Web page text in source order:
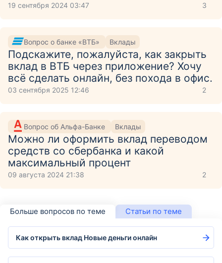
19 сентября 2024 03:47 3
Вопрос о банке «ВТБ» Вклады
Подскажите, пожалуйста, как закрыть
вклад в ВТБ через приложение? Хочу
всё сделать онлайн, без похода в офис.
03 сентября 2025 12:46 2
Вопрос об Альфа-Банке Вклады
Можно ли оформить вклад переводом
средств со сбербанка и какой
максимальный процент
09 августа 2024 21:38 2
Больше вопросов по теме Статьи по теме
Как открыть вклад Новые деньги онлайн